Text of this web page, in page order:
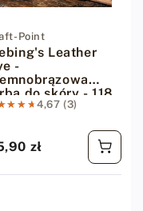
Point
Leather
-
do skóry - 118
4,67 (3)
regularna
zł